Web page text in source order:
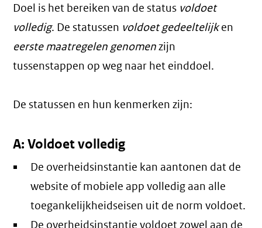
Doel is het bereiken van de status voldoet
volledig. De statussen voldoet gedeeltelijken
eerste maatregelen genomenzijn
tussenstappen op weg naar het einddoel.
De statussen en hun kenmerken zijn:
A: Voldoet volledig
De overheidsinstantie kan aantonen dat de
website of mobiele app volledig aan alle
toegankelijkheidseisen uit de norm voldoet.
De overheidsinstantie voldoet zowel aan de